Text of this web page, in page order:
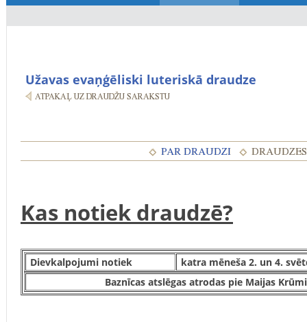
Užavas evaņģēliski luteriskā draudze
Kas notiek draudzē?
Dievkalpojumi notiek
katra mēneša 2. un 4.
Baznīcas atslēgas atrodas pie Maijas